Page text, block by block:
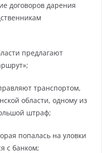
договоров дарения
предлагают
транспортом,
области, одному из
штраф;
попалась на уловки
с банком;